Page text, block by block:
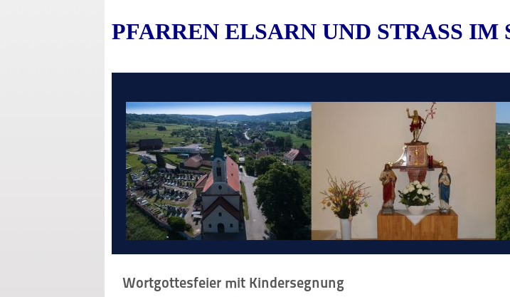
PFARREN ELSARN UND STRASS IM
Wortgottesfeier mit Kindersegnung